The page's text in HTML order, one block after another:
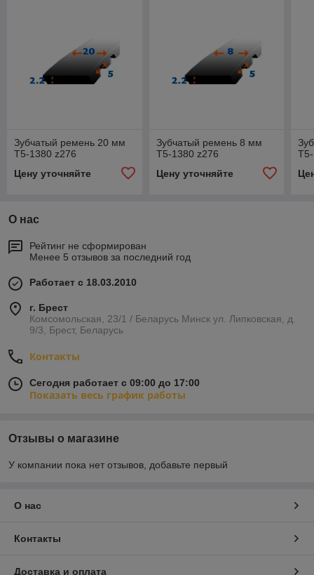
Зубчатый ремень 20 мм
T5-1380 z276
Цену уточняйте
Зубчатый ремень 8 мм
T5-1380 z276
Цену уточняйте
О нас
Рейтинг не сформирован
Менее 5 отзывов за последний год
Работает с 18.03.2010
г. Брест
Комсомольская, 23/1 / Беларусь Минск ул. Липковская, д.
9/3, Брест, Беларусь
Контакты
Сегодня работает с 09:00 до 17:00
Показать весь график работы
Отзывы о магазине
У компании пока нет отзывов, добавьте первый
О нас
Контакты
Доставка и оплата